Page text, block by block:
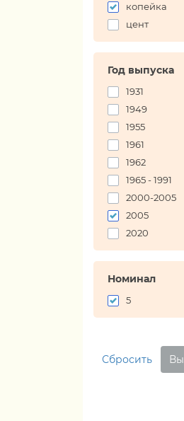
копейка
цент
Год выпуска
1931
1949
1955
1961
1962
1965 - 1991
2000-2005
2005
2020
Номинал
5
Сбросить